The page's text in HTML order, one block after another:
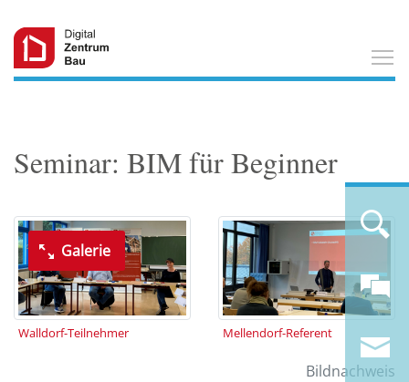
Seminar: BIM für Beginner
Walldorf-Teilnehmer Mellendorf-Referent
Galerie
Bildnachweis